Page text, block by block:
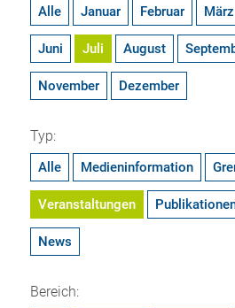
Alle Januar Februar März
Juni Juli August
November Dezember
Typ:
Alle Medieninformation
Veranstaltungen
News
Bereich: